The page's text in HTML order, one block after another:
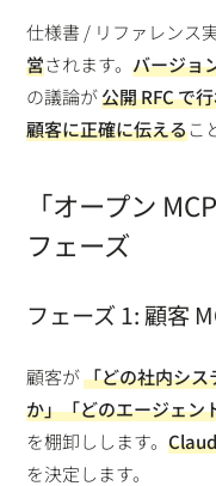
仕様書 / リファレンス
営されます。バージョ
の議論が公開 RFC で
顧客に正確に伝えるこ
「オープン
フェーズ
フェーズ 1: 顧客
顧客が「どの社内シス
か」「どのエージェン
を棚卸しします。
を決定します。